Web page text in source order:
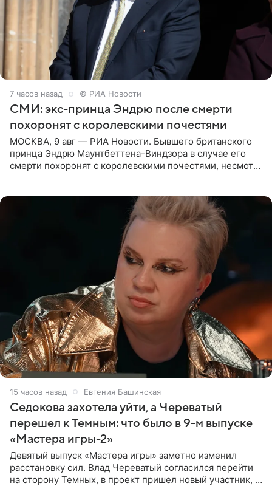
7 часов назад © РИА Новости
СМИ: экс-принца Эндрю после смерти
похоронят с королевскими почестями
МОСКВА, 9 авг — РИА Новости. Бывшего британского
принца Эндрю Маунтбеттена-Виндзора в случае его
смерти похоронят с королевскими почестями, несмотря
15 часов назад Евгения Башинская
Седокова захотела уйти, а Череватый
перешел к Темным: что было в 9-м выпуске
«Мастера игры-2»
Девятый выпуск «Мастера игры» заметно изменил
расстановку сил. Влад Череватый согласился перейти
на сторону Темных, в проект пришел новый участник, а